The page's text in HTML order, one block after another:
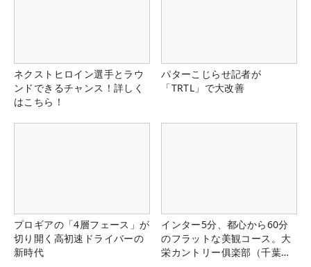
ネクストヒロイン選手とラウ
ンドできるチャンス！詳しく
はこちら！
パターこじらせ記者が
「TRTL」で大改善
プロギアの「4層フェース」が
切り開く高初速ドライバーの
新時代
インター5分、都心から60分
のフラットな美観コース。大
栄カントリー俱楽部（千葉